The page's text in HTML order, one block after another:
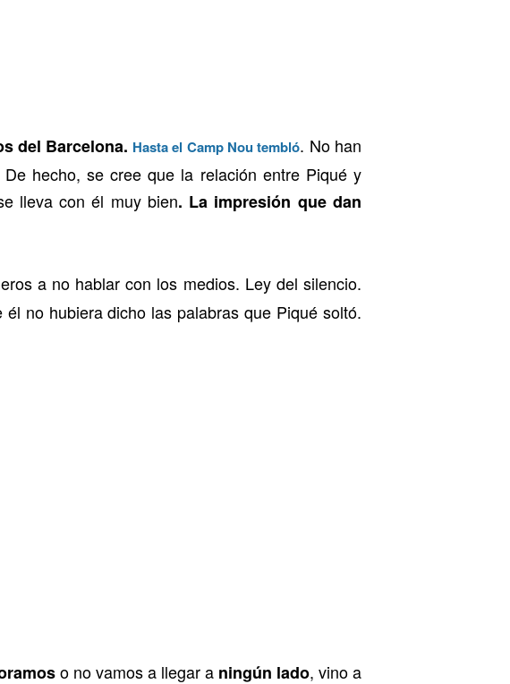
del Barcelona. Hasta el Camp Nou tembló. No han
hecho, se cree que la relación entre Piqué y
lleva con él muy bien. La impresión que dan
a no hablar con los medios. Ley del silencio.
no hubiera dicho las palabras que Piqué soltó.
o no vamos a llegar a ningún lado, vino a